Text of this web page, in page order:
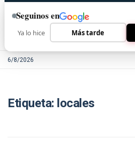
6/8/2026
Etiqueta: locales
Seguinos en
Ya lo hice Más tarde